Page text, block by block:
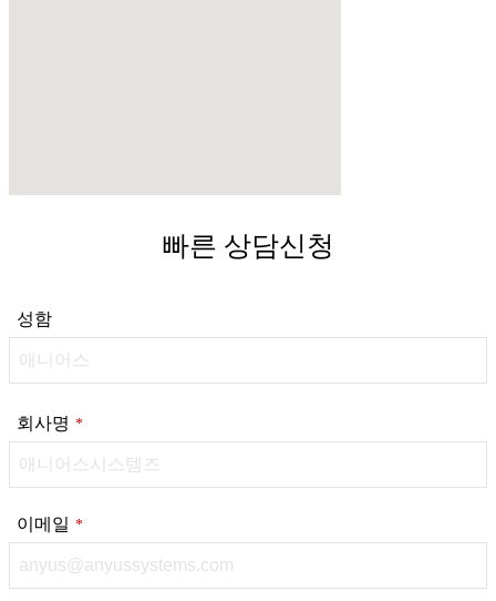
빠른 상담신청
성함
회사명 *
이메일 *